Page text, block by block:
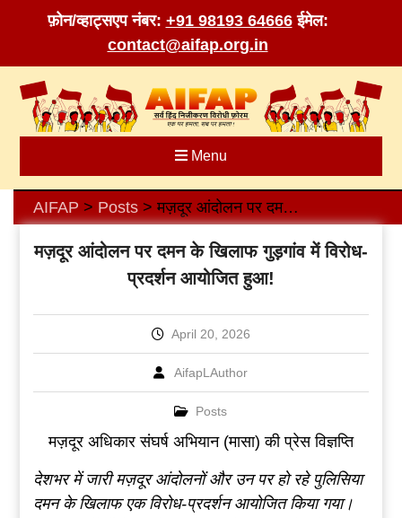
फ़ोन/व्हाट्सएप नंबर: +91 98193 64666 ईमेल:
contact@aifap.org.in
content
Menu
AIFAP > Posts> मज़दूर आंदोलन पर दमन के खिलाफ गुड़गांव में विरोध-प्रदर्शन आयोजित हुआ!
मज़दूर आंदोलन पर दमन के खिलाफ गुड़गांव में विरोध-
प्रदर्शन आयोजित हुआ!
April 20, 2026
AifapLAuthor
Posts
मज़दूर अधिकार संघर्ष अभियान (मासा) की प्रेस विज्ञप्ति
देशभर में जारी मज़दूर आंदोलनों और उन पर हो रहे पुलिसिया
दमन के खिलाफ एक विरोध-प्रदर्शन आयोजित किया गया।